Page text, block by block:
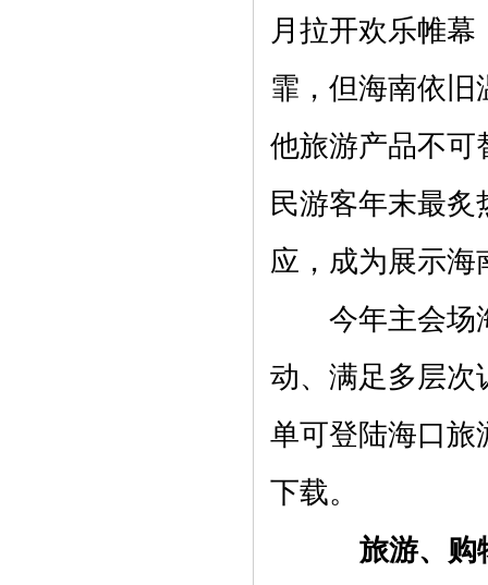
月拉开欢乐帷
霏，但海南依
他旅游产品不可
民游客年末最
应，成为展示海
今年主会场海
动、满足多层次
单可登陆海口旅
下载。
旅游、购